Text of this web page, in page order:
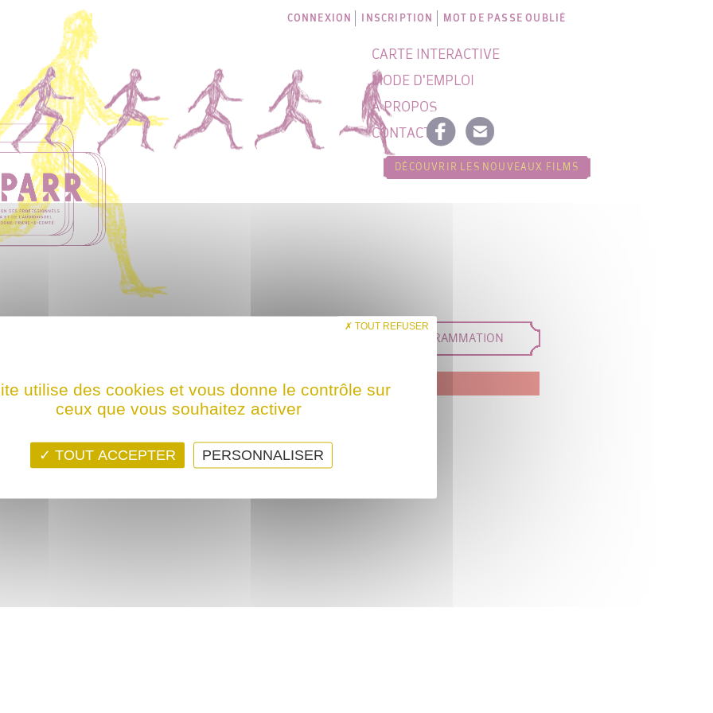
CONNEXION INSCRIPTION MOT DE PASSE OUBLIÉ
CARTE INTERACTIVE
MODE D'EMPLOI
À PROPOS
CONTACT
DÉCOUVRIR LES NOUVEAUX FILMS
IDÉES DE PROGRAMMATION
! Ce film n'est programmé actuellement dans aucune structure
utilise des cookies et vous donne le contrôle sur
ceux que vous souhaitez activer
TOUT ACCEPTER
TOUT REFUSER
PERSONNALISER